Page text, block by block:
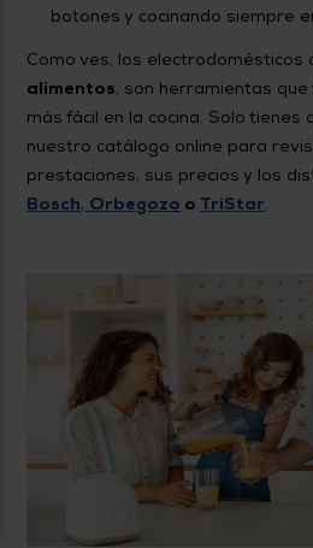
botones y cocinando siempre
Como ves, los electrodomésticos
alimentos, son herramientas
más fácil en la cocina. Solo
nuestro catálogo online para
prestaciones, sus precios y los
Bosch, Orbegozo o TriStar.